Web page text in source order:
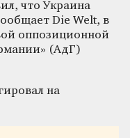
что Украина
Die Welt, в
оппозиционной
(АдГ)
на